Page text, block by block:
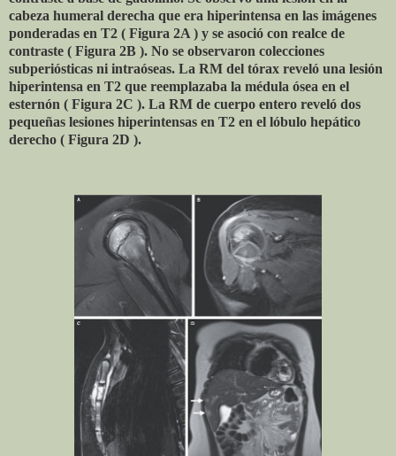
cabeza humeral derecha que era hiperintensa en las imágenes
ponderadas en T2 ( Figura 2A ) y se asoció con realce de
contraste ( Figura 2B ). No se observaron colecciones
subperiósticas ni intraóseas. La RM del tórax reveló una lesión
hiperintensa en T2 que reemplazaba la médula ósea en el
esternón ( Figura 2C ). La RM de cuerpo entero reveló dos
pequeñas lesiones hiperintensas en T2 en el lóbulo hepático
derecho ( Figura 2D ).